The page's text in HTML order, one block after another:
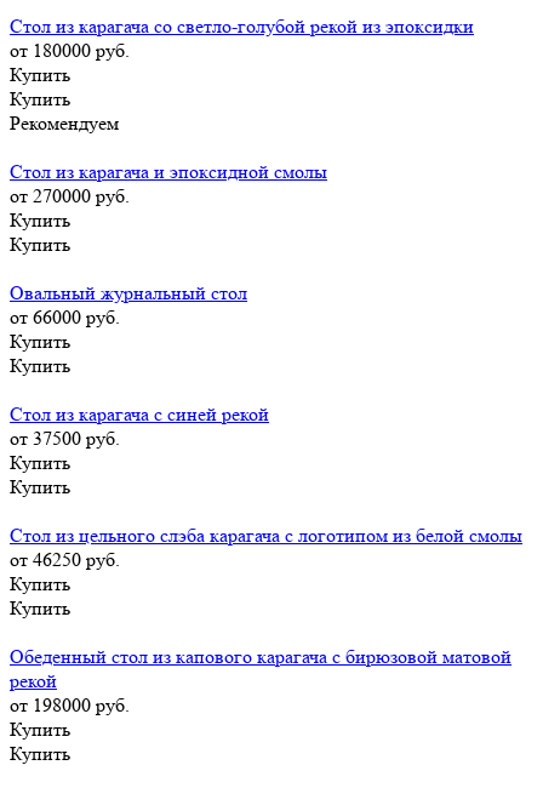
Стол из карагача со светло-голубой рекой из эпоксидки
от 180000 руб.
Купить
Купить
Рекомендуем
Стол из карагача и эпоксидной смолы
от 270000 руб.
Купить
Купить
Овальный журнальный стол
от 66000 руб.
Купить
Купить
Стол из карагача с синей рекой
от 37500 руб.
Купить
Купить
Стол из цельного слэба карагача с логотипом из белой смолы
от 46250 руб.
Купить
Купить
Обеденный стол из капового карагача с бирюзовой матовой
рекой
от 198000 руб.
Купить
Купить